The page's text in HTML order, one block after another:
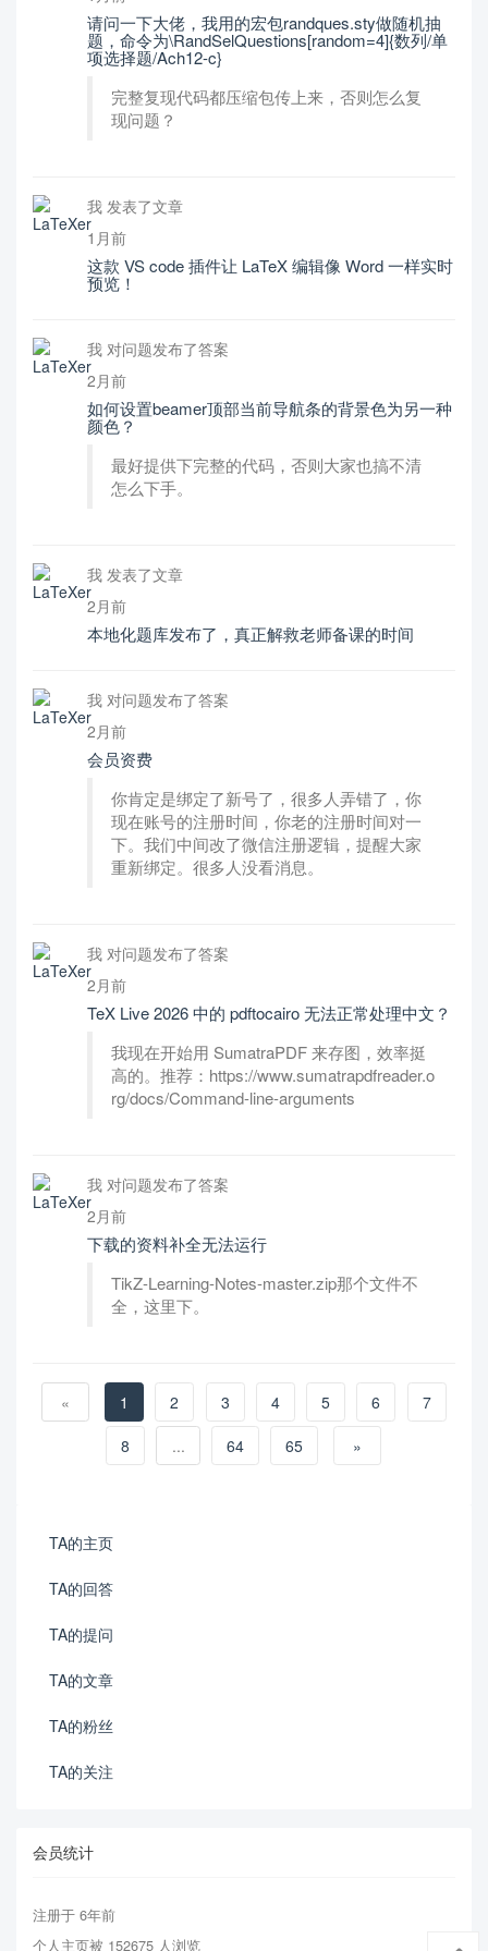
请问一下大佬，我用的宏包randques.sty做随机抽
题，命令为\RandSelQuestions[random=4]{数列/单
项选择题/Ach12-c}
完整复现代码都压缩包传上来，否则怎么复
现问题？
我 发表了文章
1月前
这款 VS code 插件让 LaTeX 编辑像 Word 一样实时
预览！
我 对问题发布了答案
2月前
如何设置beamer顶部当前导航条的背景色为另一种
颜色？
最好提供下完整的代码，否则大家也搞不清
怎么下手。
我 发表了文章
2月前
本地化题库发布了，真正解救老师备课的时间
我 对问题发布了答案
2月前
会员资费
你肯定是绑定了新号了，很多人弄错了，你
现在账号的注册时间，你老的注册时间对一
下。我们中间改了微信注册逻辑，提醒大家
重新绑定。很多人没看消息。
我 对问题发布了答案
2月前
TeX Live 2026 中的 pdftocairo 无法正常处理中文？
我现在开始用 SumatraPDF 来存图，效率挺
高的。推荐：https://www.sumatrapdfreader.o
rg/docs/Command-line-arguments
我 对问题发布了答案
2月前
下载的资料补全无法运行
TikZ-Learning-Notes-master.zip那个文件不
全，这里下。
« 1 2 3 4 5 6
7
8
... 64 65 »
TA的主页
TA的回答
TA的提问
TA的文章
TA的粉丝
TA的关注
会员统计
注册于 6年前
个人主页被 152675 人浏览